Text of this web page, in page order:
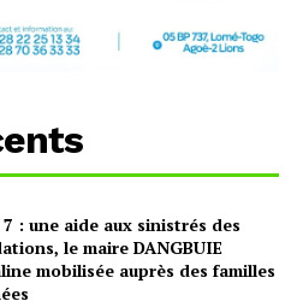
: une aide aux sinistrés des
le maire DANGBUIE
mobilisée auprès des familles